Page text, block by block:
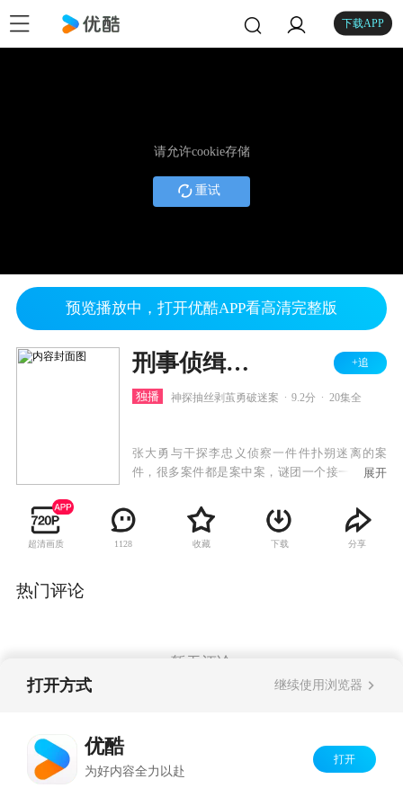
下载APP
请允许cookie存储
重试
预览播放中，打开优酷APP看高清完整版
刑事侦缉档案 +追
独播 神探抽丝剥茧勇破迷案 9.2分 20集全
张大勇与干探李忠义侦察一件件扑朔迷离的案
件，很多案件都是案中案，谜团一个接一个，但
力求把犯罪分子绳之于法。
展开
超清画质 1128 收藏 下载 分享
热门评论
暂无评论
打开方式 继续使用浏览器
优酷
为好内容全力以赴
打开